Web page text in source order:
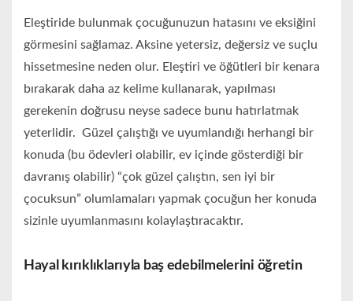
Eleştiride bulunmak çocuğunuzun hatasını ve eksiğini
görmesini sağlamaz. Aksine yetersiz, değersiz ve suçlu
hissetmesine neden olur. Eleştiri ve öğütleri bir kenara
bırakarak daha az kelime kullanarak, yapılması
gerekenin doğrusu neyse sadece bunu hatırlatmak
yeterlidir. Güzel çalıştığı ve uyumlandığı herhangi bir
konuda (bu ödevleri olabilir, ev içinde gösterdiği bir
davranış olabilir) “çok güzel çalıştın, sen iyi bir
çocuksun” olumlamaları yapmak çocuğun her konuda
sizinle uyumlanmasını kolaylaştıracaktır.
Hayal kırıklıklarıyla baş edebilmelerini öğretin